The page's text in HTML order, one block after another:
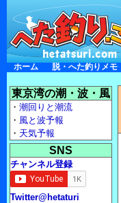
ホーム 脱・へた釣りメモ
東京湾の潮・波・風
・ 潮回りと潮流
・ 風と波予報
・ 天気予報
SNS
チャンネル登録
Twitter@hetaturi